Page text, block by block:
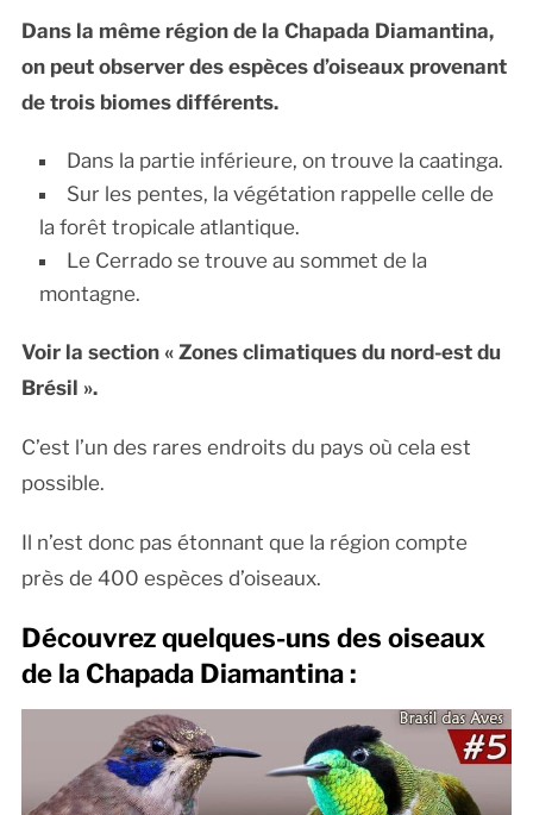
Dans la même région de la Chapada Diamantina,
on peut observer des espèces d’oiseaux provenant
de trois biomes différents.
Dans la partie inférieure, on trouve la caatinga.
Sur les pentes, la végétation rappelle celle de
la forêt tropicale atlantique.
Le Cerrado se trouve au sommet de la
montagne.
Voir la section « Zones climatiques du nord-est du
Brésil ».
C’est l’un des rares endroits du pays où cela est
possible.
Il n’est donc pas étonnant que la région compte
près de 400 espèces d’oiseaux.
Découvrez quelques-uns des oiseaux
de la Chapada Diamantina :